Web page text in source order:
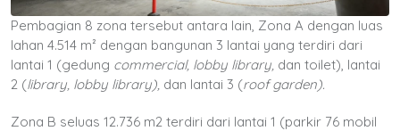
Pembagian 8 zona tersebut antara lain, Zona A dengan luas
lahan 4.514 m² dengan bangunan 3 lantai yang terdiri dari
lantai 1 (gedung commercial, lobby library, dan toilet), lantai
2 (library, lobby library), dan lantai 3 (roof garden).
Zona B seluas 12.736 m2 terdiri dari lantai 1 (parkir 76 mobil